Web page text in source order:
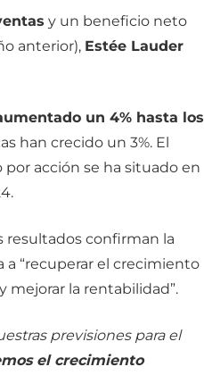
y un beneficio neto
anterior), Estée Lauder
un 4% hasta los
han crecido un 3%. El
por acción se ha situado en
resultados confirman la
a “recuperar el crecimiento
mejorar la rentabilidad”.
previsiones para el
el crecimiento